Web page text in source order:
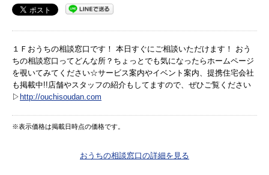
１Ｆおうちの相談窓口です！ 本日すぐにご相談いただけます！ おう
ちの相談窓口ってどんな所？ちょっとでも気になったらホームページ
を覗いてみてください☆サービス案内やイベント案内、提携住宅会社
も掲載中!!店舗やスタッフの紹介もしてますので、ぜひご覧ください
▷ http://ouchisoudan.com
※表示価格は掲載日時点の価格です。
おうちの相談窓口の詳細を見る